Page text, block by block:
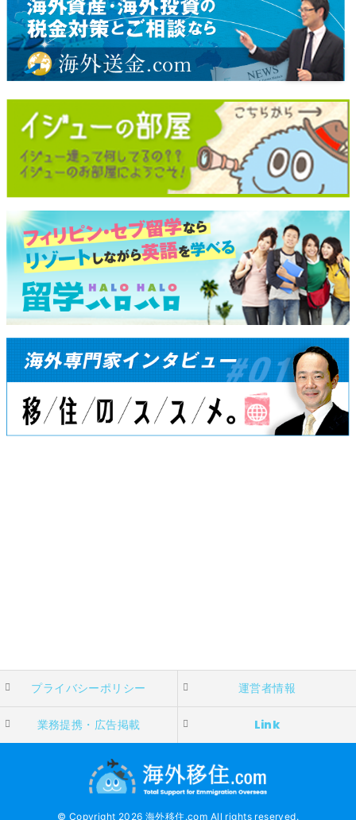
プライバシーポリシー 運営者情報
業務提携・広告掲載 Link
© Copyright 2026 海外移住.com All rights reserved.